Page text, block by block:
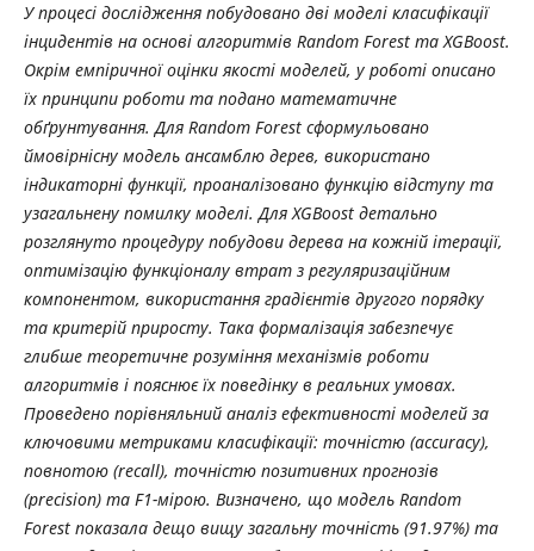
У процесі дослідження побудовано дві моделі класифікації
інцидентів на основі алгоритмів Random Forest та XGBoost.
Окрім емпіричної оцінки якості моделей, у роботі описано
їх принципи роботи та подано математичне
обґрунтування. Для Random Forest сформульовано
ймовірнісну модель ансамблю дерев, використано
індикаторні функції, проаналізовано функцію відступу та
узагальнену помилку моделі. Для XGBoost детально
розглянуто процедуру побудови дерева на кожній ітерації,
оптимізацію функціоналу втрат з регуляризаційним
компонентом, використання градієнтів другого порядку
та критерій приросту. Така формалізація забезпечує
глибше теоретичне розуміння механізмів роботи
алгоритмів і пояснює їх поведінку в реальних умовах.
Проведено порівняльний аналіз ефективності моделей за
ключовими метриками класифікації: точністю (accuracy),
повнотою (recall), точністю позитивних прогнозів
(precision) та F1-мірою. Визначено, що модель Random
Forest показала дещо вищу загальну точність (91.97%) та